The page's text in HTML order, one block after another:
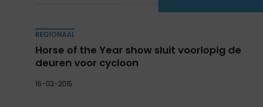
REGIONAAL
Horse of the Year show sluit voorlopig de
deuren voor cycloon
16-03-2015